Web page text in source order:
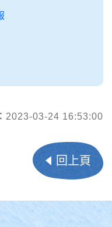
2023-03-24 16:53:00
回上頁